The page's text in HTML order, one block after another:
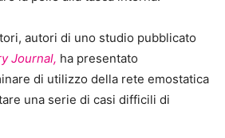
autori di uno studio pubblicato
Journal, ha presentato
di utilizzo della rete emostatica
una serie di casi difficili di